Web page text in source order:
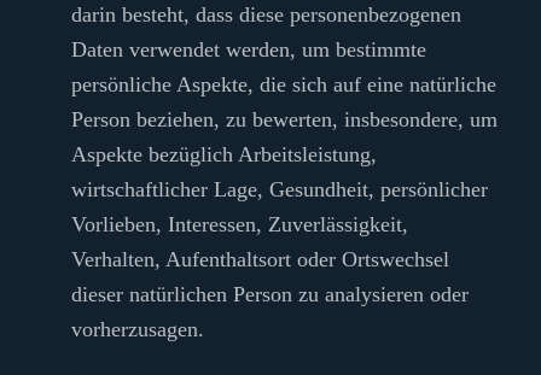
darin besteht, dass diese personenbezogenen
Daten verwendet werden, um bestimmte
persönliche Aspekte, die sich auf eine natürliche
Person beziehen, zu bewerten, insbesondere, um
Aspekte bezüglich Arbeitsleistung,
wirtschaftlicher Lage, Gesundheit, persönlicher
Vorlieben, Interessen, Zuverlässigkeit,
Verhalten, Aufenthaltsort oder Ortswechsel
dieser natürlichen Person zu analysieren oder
vorherzusagen.